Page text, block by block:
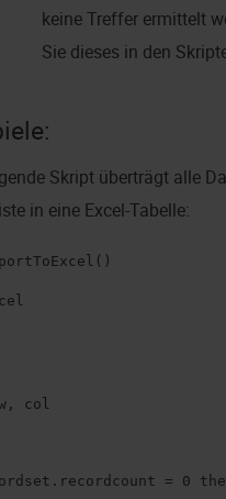
keine Treffer ermittelt
Sie dieses in den
Skript überträgt alle
in eine Excel-Tabelle:
col
= 0